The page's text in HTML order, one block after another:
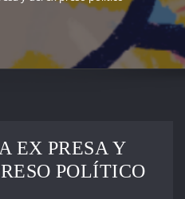
EX PRESA Y
POLÍTICO